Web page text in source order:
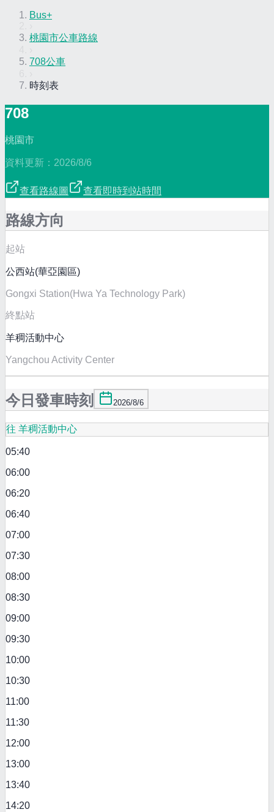
Bus+
桃園市公車路線
708公車
時刻表
708
桃園市
資料更新： 2026/8/6
查看路線圖 查看即時到站時間
路線方向
起站
公西站(華亞園區)
Gongxi Station(Hwa Ya Technology Park)
終點站
羊稠活動中心
Yangchou Activity Center
今日發車時刻 2026/8/6
往 羊稠活動中心
05:40
06:00
06:20
06:40
07:00
07:30
08:00
08:30
09:00
09:30
10:00
10:30
11:00
11:30
12:00
13:00
13:40
14:20